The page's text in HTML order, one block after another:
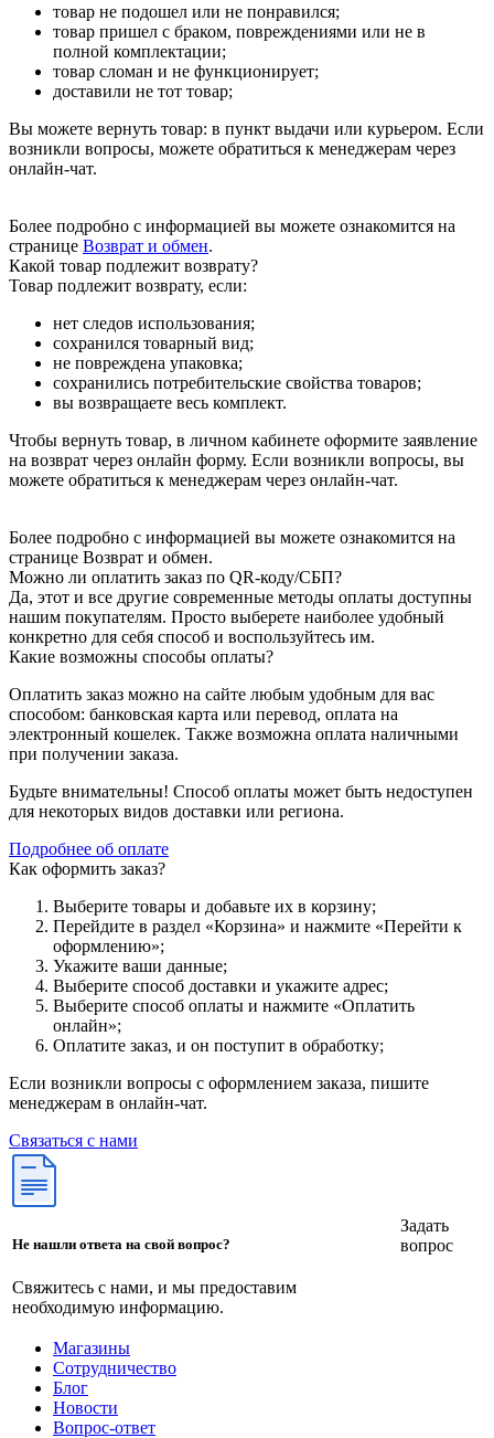
товар не подошел или не понравился;
товар пришел с браком, повреждениями или не в
полной комплектации;
товар сломан и не функционирует;
доставили не тот товар;
Вы можете вернуть товар: в пункт выдачи или курьером. Если
возникли вопросы, можете обратиться к менеджерам через
онлайн-чат.
Более подробно с информацией вы можете ознакомится на
странице Возврат и обмен.
Какой товар подлежит возврату?
Товар подлежит возврату, если:
нет следов использования;
сохранился товарный вид;
не повреждена упаковка;
сохранились потребительские свойства товаров;
вы возвращаете весь комплект.
Чтобы вернуть товар, в личном кабинете оформите заявление
на возврат через онлайн форму. Если возникли вопросы, вы
можете обратиться к менеджерам через онлайн-чат.
Более подробно с информацией вы можете ознакомится на
странице Возврат и обмен.
Можно ли оплатить заказ по QR-коду/СБП?
Да, этот и все другие современные методы оплаты доступны
нашим покупателям. Просто выберете наиболее удобный
конкретно для себя способ и воспользуйтесь им.
Какие возможны способы оплаты?
Оплатить заказ можно на сайте любым удобным для вас
способом: банковская карта или перевод, оплата на
электронный кошелек. Также возможна оплата наличными
при получении заказа.
Будьте внимательны! Способ оплаты может быть недоступен
для некоторых видов доставки или региона.
Подробнее об оплате
Как оформить заказ?
Выберите товары и добавьте их в корзину;
Перейдите в раздел «Корзина» и нажмите «Перейти к
оформлению»;
Укажите ваши данные;
Выберите способ доставки и укажите адрес;
Выберите способ оплаты и нажмите «Оплатить
онлайн»;
Оплатите заказ, и он поступит в обработку;
Если возникли вопросы с оформлением заказа, пишите
менеджерам в онлайн-чат.
Связаться с нами
Не нашли ответа на свой вопрос?
Свяжитесь с нами, и мы предоставим
необходимую информацию.
Задать
вопрос
Магазины
Сотрудничество
Блог
Новости
Вопрос-ответ